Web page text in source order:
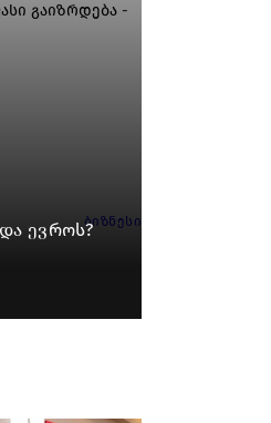
გაიზრდება -
ბიზნესი
ევროს?